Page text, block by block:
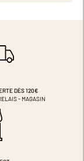
DÈS 120€
- MAGASIN